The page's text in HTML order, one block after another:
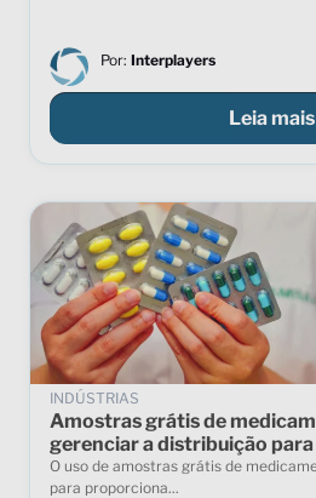
Por: Interplayers
Leia mais
INDÚSTRIAS
Amostras grátis de
gerenciar a distribuição
O uso de amostras grátis de
para proporciona...